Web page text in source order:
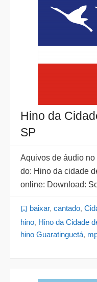
Hino da
SP
Aquivos de áudio no
do: Hino da cidade
online: Download:
baixar, cantado,
hino, Hino da Cidade
hino Guaratinguetá,